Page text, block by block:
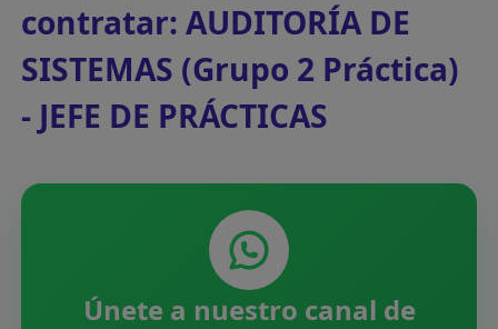
contratar: AUDITORÍA DE
SISTEMAS (Grupo 2 Práctica)
- JEFE DE PRÁCTICAS
Únete a nuestro canal de